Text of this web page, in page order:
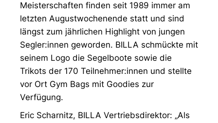
Meisterschaften finden seit 1989 immer am
letzten Augustwochenende statt und sind
längst zum jährlichen Highlight von jungen
Segler:innen geworden. BILLA schmückte mit
seinem Logo die Segelboote sowie die
Trikots der 170 Teilnehmer:innen und stellte
vor Ort Gym Bags mit Goodies zur
Verfügung.
Eric Scharnitz, BILLA Vertriebsdirektor: „Als